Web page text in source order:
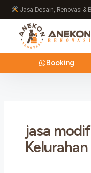
Lewati
Jasa Desain, Renovasi &
Booking
jasa